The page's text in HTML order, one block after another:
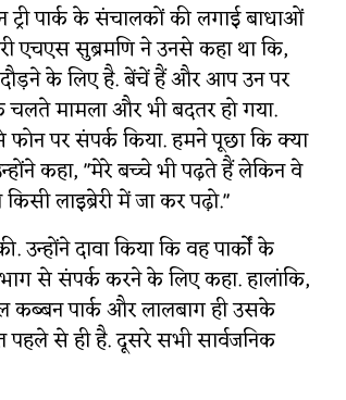
पार्क के संचालकों की लगाई बाधाओं
एचएस सुब्रमणि ने उनसे कहा था कि,
दौड़ने के लिए है. बेंचें हैं और आप उन पर
मामला और भी बदतर हो गया.
पर संपर्क किया. हमने पूछा कि क्या
कहा, "मेरे बच्चे भी पढ़ते हैं लेकिन वे
लाइब्रेरी में जा कर पढ़ो."
दावा किया कि वह पार्कों के
से संपर्क करने के लिए कहा. हालांकि,
पार्क और लालबाग ही उसके
से ही है. दूसरे सभी सार्वजनिक